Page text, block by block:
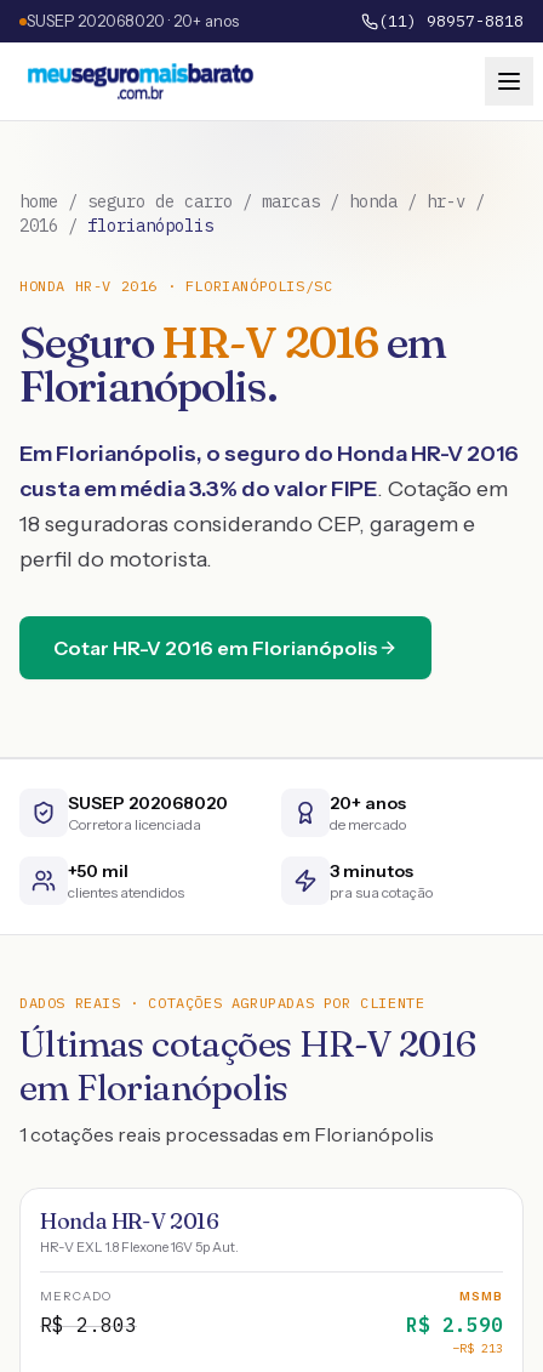
SUSEP 202068020 · 20+ anos (11) 98957-8818
home / seguro de carro / marcas / honda / hr-v /
2016 / florianópolis
HONDA HR-V 2016 · FLORIANÓPOLIS /SC
SeguroHR-V2016em
Florianópolis.
EmFlorianópolis, o seguro do HondaHR-V2016
custa em média3.3% do valor FIPE. Cotação em
18 seguradoras considerando CEP, garagem e
perfil do motorista.
Cotar HR-V 2016 em Florianópolis
SUSEP 202068020
Corretora licenciada
20+ anos
de mercado
+50 mil
clientes atendidos
3 minutos
pra sua cotação
DADOS REAIS · COTAÇÕES AGRUPADAS POR CLIENTE
Últimas cotações HR-V 2016
em Florianópolis
1 cotações reais processadas em Florianópolis
Honda HR-V 2016
HR-V EXL 1.8 Flexone 16V 5p Aut.
MERCADO
R$2.803
MSMB
R$ 2.590
−R$ 213